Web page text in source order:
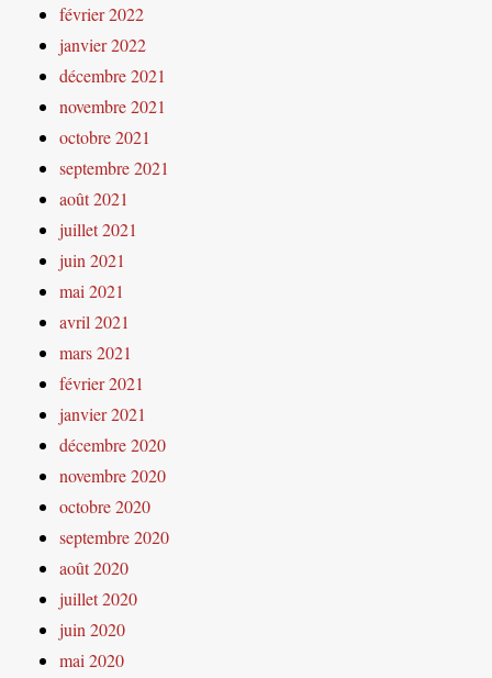
février 2022
janvier 2022
décembre 2021
novembre 2021
octobre 2021
septembre 2021
août 2021
juillet 2021
juin 2021
mai 2021
avril 2021
mars 2021
février 2021
janvier 2021
décembre 2020
novembre 2020
octobre 2020
septembre 2020
août 2020
juillet 2020
juin 2020
mai 2020